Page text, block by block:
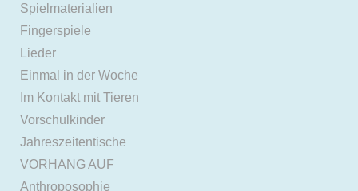
Spielmaterialien
Fingerspiele
Lieder
Einmal in der Woche
Im Kontakt mit Tieren
Vorschulkinder
Jahreszeitentische
VORHANG AUF
Anthroposophie